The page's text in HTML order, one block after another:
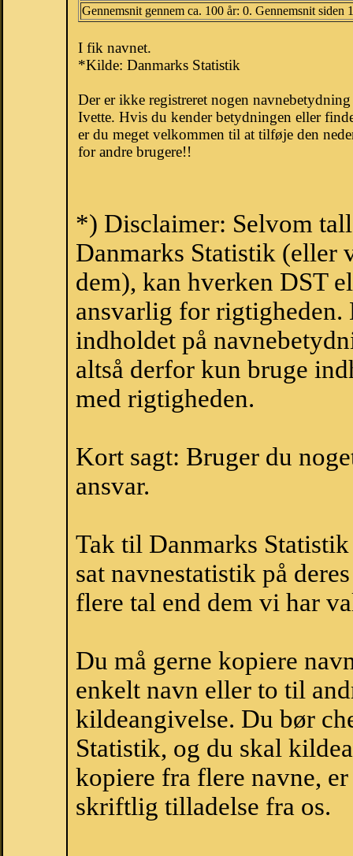
Gennemsnit gennem ca. 100 år: 0. Gennemsnit siden
I fik navnet.
*Kilde: Danmarks Statistik
Der er ikke registreret nogen
Ivette. Hvis du kender betydningen eller
er du meget velkommen til at tilføje den
for andre brugere!!
*) Disclaimer: Selvom
Danmarks Statistik (eller
dem), kan hverken DST
ansvarlig for
indholdet på
altså derfor kun bruge
med rigtigheden.
Kort sagt: Bruger du
ansvar.
Tak til Danmarks
sat navnestatistik på
flere tal end dem vi har
Du må gerne kopiere
enkelt navn eller to til
kildeangivelse. Du bør
Statistik, og du skal
kopiere fra flere navne,
skriftlig tilladelse fra os.